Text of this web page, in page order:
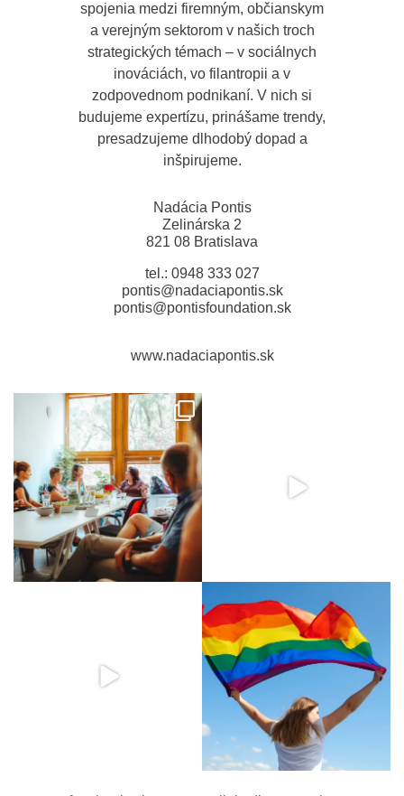
spojenia medzi firemným, občianskym
a verejným sektorom v našich troch
strategických témach – v sociálnych
inováciách, vo filantropii a v
zodpovednom podnikaní. V nich si
budujeme expertízu, prinášame trendy,
presadzujeme dlhodobý dopad a
inšpirujeme.
Nadácia Pontis
Zelinárska 2
821 08 Bratislava
tel.: 0948 333 027
pontis@nadaciapontis.sk
pontis@pontisfoundation.sk
www.nadaciapontis.sk